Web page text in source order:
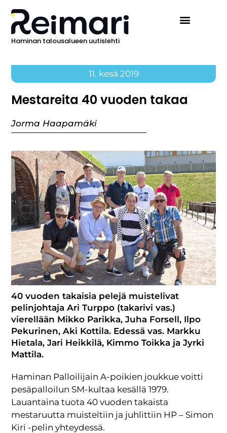
Haminan talousalueen uutislehti
11. kesä 2019
Mestareita 40 vuoden takaa
Jorma Haapamäki
40 vuoden takaisia pelejä muistelivat
pelinjohtaja Ari Turppo (takarivi vas.)
vierellään Mikko Parikka, Juha Forsell, Ilpo
Pekurinen, Aki Kottila. Edessä vas. Markku
Hietala, Jari Heikkilä, Kimmo Toikka ja Jyrki
Mattila.
Haminan Palloilijain A-poikien joukkue voitti
pesäpalloilun SM-kultaa kesällä 1979.
Lauantaina tuota 40 vuoden takaista
mestaruutta muisteltiin ja juhlittiin HP – Simon
Kiri -pelin yhteydessä.